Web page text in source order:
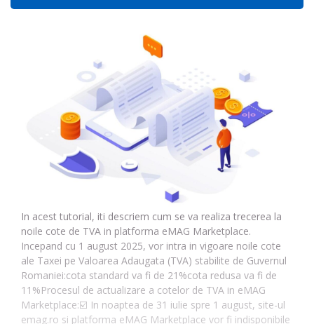
In acest tutorial, iti descriem cum se va realiza trecerea la
noile cote de TVA in platforma eMAG Marketplace.
Incepand cu 1 august 2025, vor intra in vigoare noile cote
ale Taxei pe Valoarea Adaugata (TVA) stabilite de Guvernul
Romaniei:cota standard va fi de 21%cota redusa va fi de
11%Procesul de actualizare a cotelor de TVA in eMAG
Marketplace:☑️ In noaptea de 31 iulie spre 1 august, site-ul
emag.ro si platforma eMAG Marketplace vor fi indisponibile